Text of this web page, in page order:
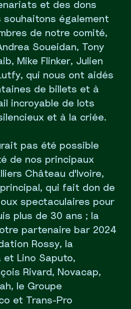
et des dons
souhaitons également
de notre comité,
Soueidan, Tony
Mike Flinker, Julien
qui nous ont aidés
de billets et à
incroyable de lots
et à la criée.
pas été possible
de nos principaux
Château d'Ivoire,
qui fait don de
spectaculaires pour
plus de 30 ans ; la
partenaire bar 2024
Rossy, la
et Lino Saputo,
Rivard, Novacap,
le Groupe
et Trans-Pro